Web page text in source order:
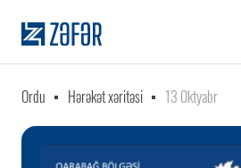
Ordu Hərəkət xəritəsi 13 Oktyabr